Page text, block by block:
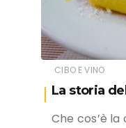
CIBO E VINO
La storia
Che cos’è